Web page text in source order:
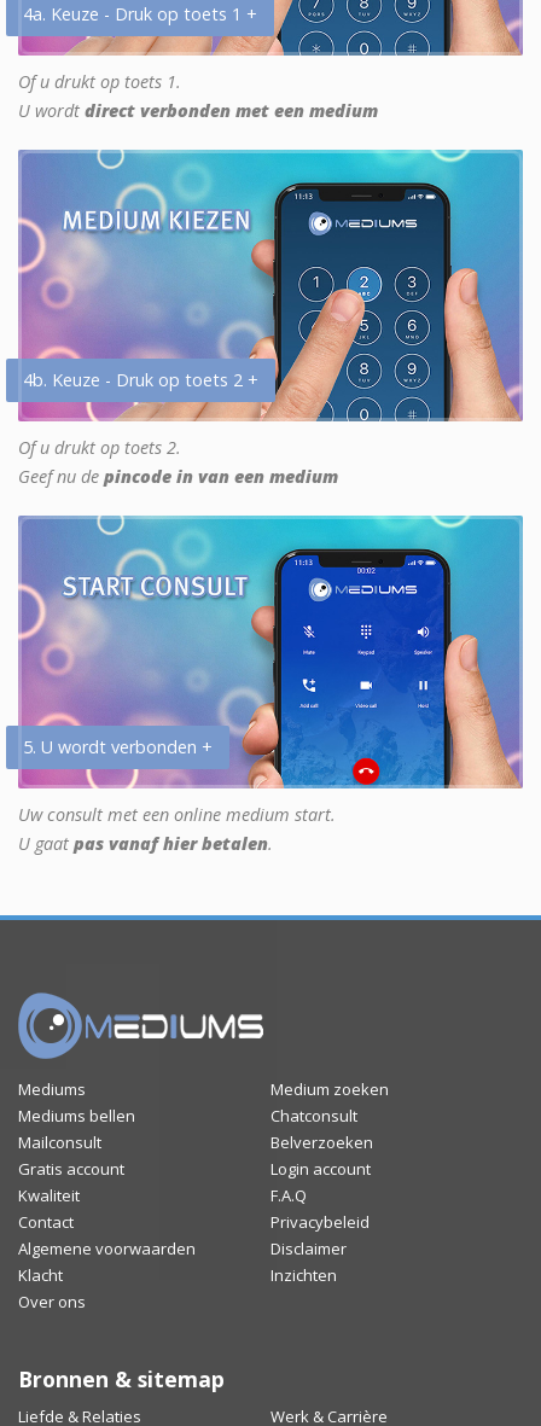
4a. Keuze - Druk op toets 1 +
Of u drukt op toets 1.
U wordt direct verbonden met een medium
4b. Keuze - Druk op toets 2 +
Of u drukt op toets 2.
Geef nu de pincode in van een medium
5. U wordt verbonden +
Uw consult met een online medium start.
U gaat pas vanaf hier betalen.
Mediums
Medium zoeken
Mediums bellen
Chatconsult
Mailconsult
Belverzoeken
Gratis account
Login account
Kwaliteit
F.A.Q
Contact
Privacybeleid
Algemene voorwaarden
Disclaimer
Klacht
Inzichten
Over ons
Bronnen & sitemap
Liefde & Relaties Werk & Carrière